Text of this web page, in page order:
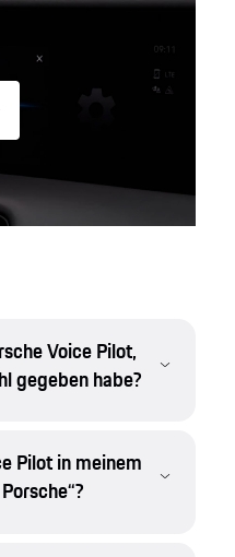
Play
Voice Pilot,
gegeben habe?
Pilot in meinem